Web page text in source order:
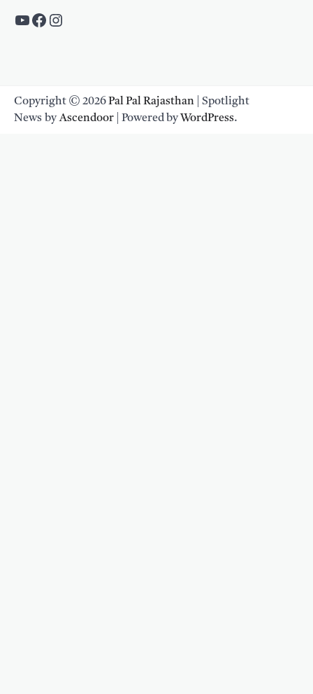
https://www.youtube.com/c/
https://www.facebook.com/
Instagram
Copyright © 2026Pal Pal Rajasthan | Spotlight
News byAscendoor | Powered byWordPress.